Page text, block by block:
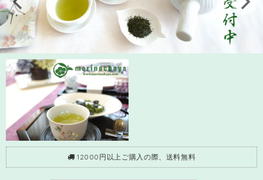
12000円以上ご購入の際、送料無料